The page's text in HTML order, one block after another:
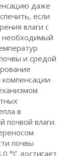
даже
если
влаги с
необходимый
и средой
компенсации
в
почвой влаги.
почвы
°С достигает